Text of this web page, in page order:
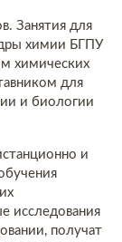
Занятия для
химии БГПУ
химических
для
и биологии
и
исследования
получат